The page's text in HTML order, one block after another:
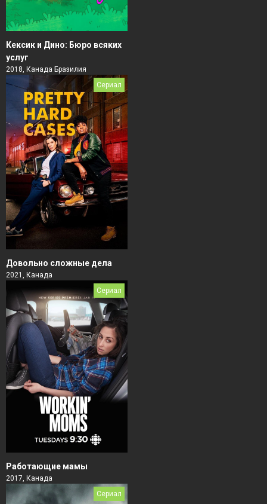
Кексик и Дино: Бюро всяких
услуг
2018, Канада Бразилия
Сериал
Довольно сложные дела
2021, Канада
Сериал
Работающие мамы
2017, Канада
Сериал